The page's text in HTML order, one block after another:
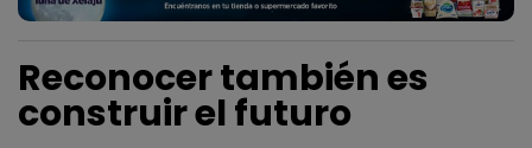
Reconocer también es
construir el futuro